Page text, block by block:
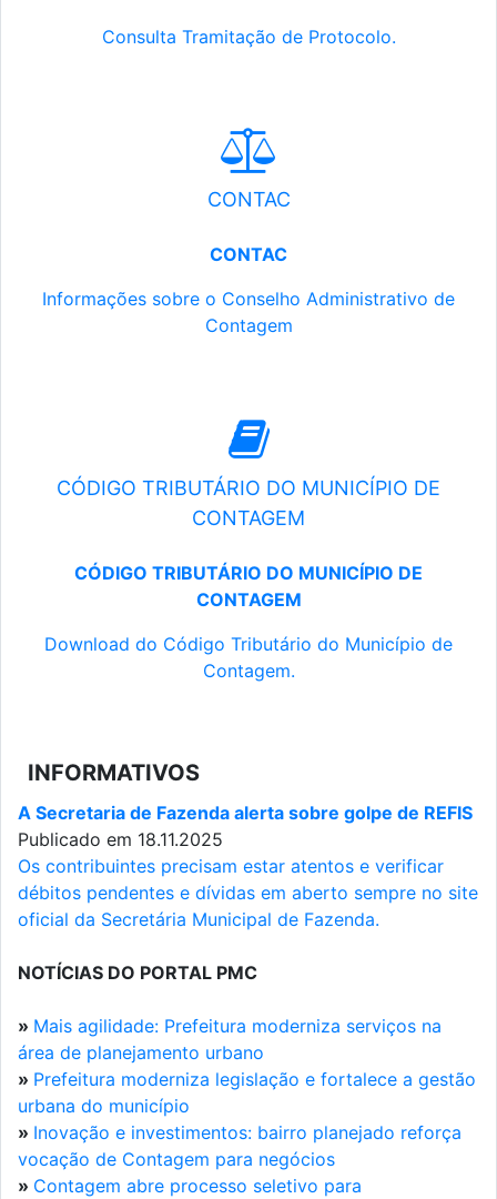
Consulta Tramitação de Protocolo.
CONTAC
CONTAC
Informações sobre o Conselho Administrativo de
Contagem
CÓDIGO TRIBUTÁRIO DO MUNICÍPIO DE
CONTAGEM
CÓDIGO TRIBUTÁRIO DO MUNICÍPIO DE
CONTAGEM
Download do Código Tributário do Município de
Contagem.
INFORMATIVOS
A Secretaria de Fazenda alerta sobre golpe de REFIS
Publicado em 18.11.2025
Os contribuintes precisam estar atentos e verificar
débitos pendentes e dívidas em aberto sempre no site
oficial da Secretária Municipal de Fazenda.
NOTÍCIAS DO PORTAL PMC
» Mais agilidade: Prefeitura moderniza serviços na
área de planejamento urbano
» Prefeitura moderniza legislação e fortalece a gestão
urbana do município
» Inovação e investimentos: bairro planejado reforça
vocação de Contagem para negócios
» Contagem abre processo seletivo para